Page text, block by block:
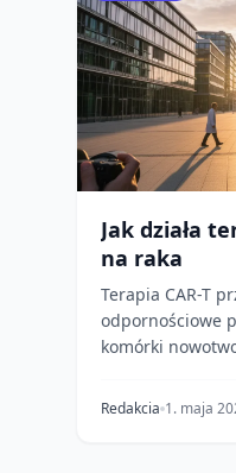
Jak działa
na raka
Terapia CAR-T
odpornościowe
komórki
Redakcia 1. maja